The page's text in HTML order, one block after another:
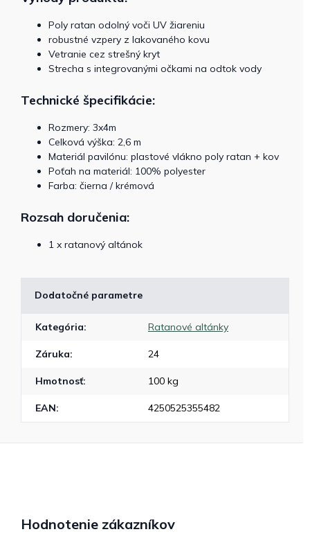
Poly ratan odolný voči UV žiareniu
robustné vzpery z lakovaného kovu
Vetranie cez strešný kryt
Strecha s integrovanými očkami na odtok vody
Technické špecifikácie:
Rozmery: 3x4m
Celková výška: 2,6 m
Materiál pavilónu: plastové vlákno poly ratan + kov
Poťah na materiál: 100% polyester
Farba: čierna / krémová
Rozsah doručenia:
1 x ratanový altánok
Dodatočné parametre
Kategória: Ratanové altánky
Záruka: 24
Hmotnosť: 100 kg
EAN: 4250525355482
Hodnotenie zákazníkov